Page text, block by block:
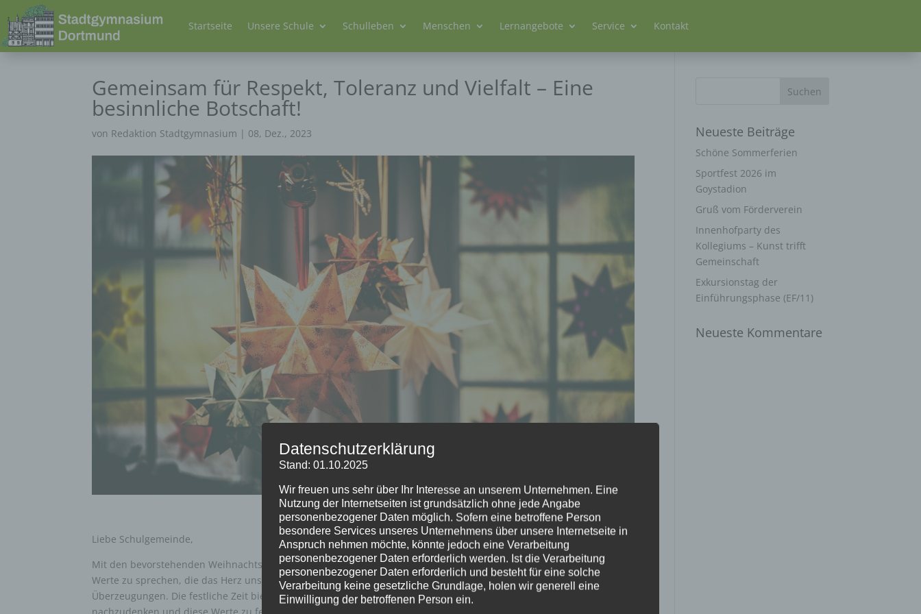
Startseite Unsere Schule Schulleben Menschen Lernangebote Service Kontakt
Gemeinsam für Respekt, Toleranz und Vielfalt – Eine
besinnliche Botschaft!
von Redaktion Stadtgymnasium | 08, Dez., 2023
Liebe Schulgemeinde,
Mit den bevorstehenden Weihnachtsferien möchten wir einen Moment nutzen, um gemeinsam mit Ihnen über die
Werte zu sprechen, die das Herz unserer Schulgemeinschaft ausmachen – unabhängig von religiösen
Überzeugungen. Die festliche Zeit bietet uns die Gelegenheit, gemeinsam über Respekt, Toleranz und Vielfalt
Neueste Beiträge
Schöne Sommerferien
Sportfest 2026 im
Goystadion
Gruß vom Förderverein
Innenhofparty des
Kollegiums – Kunst trifft
Gemeinschaft
Exkursionstag der
Einführungsphase (EF/11)
Neueste Kommentare
Datenschutzerklärung
Stand: 01.10.2025
Wir freuen uns sehr über Ihr Interesse an unserem Unternehmen. Eine
Nutzung der Internetseiten ist grundsätzlich ohne jede Angabe
personenbezogener Daten möglich. Sofern eine betroffene Person
besondere Services unseres Unternehmens über unsere Internetseite in
Anspruch nehmen möchte, könnte jedoch eine Verarbeitung
personenbezogener Daten erforderlich werden. Ist die Verarbeitung
personenbezogener Daten erforderlich und besteht für eine solche
Verarbeitung keine gesetzliche Grundlage, holen wir generell eine
Einwilligung der betroffenen Person ein.